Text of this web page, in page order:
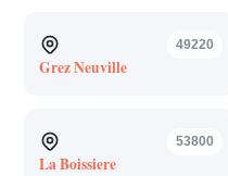
49220
Grez Neuville
53800
La Boissiere